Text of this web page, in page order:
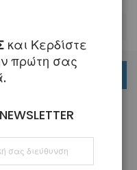
κατά
και Κερδίστε
πρώτη σας